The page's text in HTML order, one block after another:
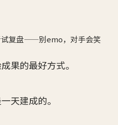
试复盘——别emo，对手会笑
果的最好方式。
天建成的。